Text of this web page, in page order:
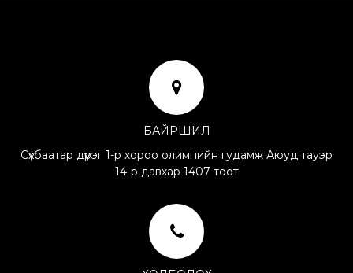
БАЙРШИЛ
Сүхбаатар дүүрэг 1-р хороо олимпийн гудамж Аюуд тауэр
14-р давхар 1407 тоот